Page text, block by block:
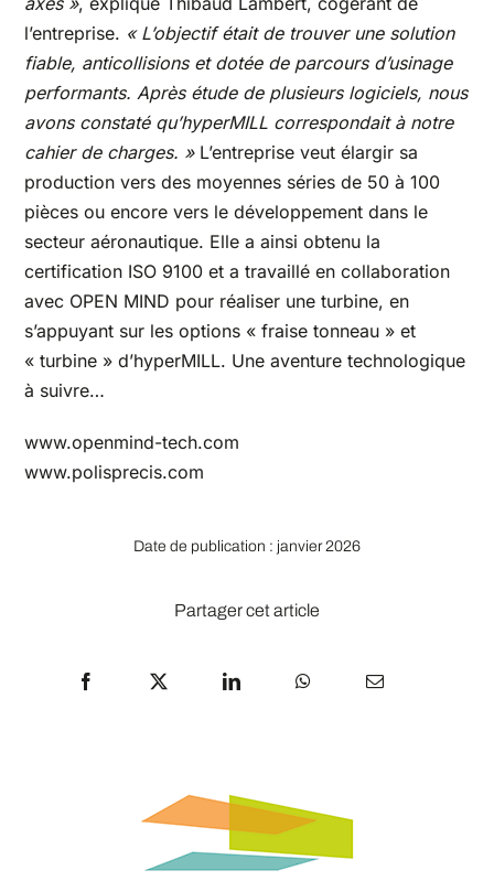
l’entreprise. « L’objectif était de trouver une solution
fiable, anticollisions et dotée de parcours d’usinage
performants. Après étude de plusieurs logiciels, nous
avons constaté qu’hyperMILL correspondait à notre
cahier de charges. »L’entreprise veut élargir sa
production vers des moyennes séries de 50 à 100
pièces ou encore vers le développement dans le
secteur aéronautique. Elle a ainsi obtenu la
certification ISO 9100 et a travaillé en collaboration
avec OPEN MIND pour réaliser une turbine, en
s’appuyant sur les options « fraise tonneau » et
« turbine » d’hyperMILL. Une aventure technologique
à suivre…
www.openmind-tech.com
www.polisprecis.com
Date de publication : janvier 2026
Partager cet article